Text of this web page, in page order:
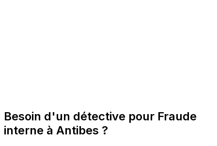
Besoin d'un détective pour Fraude
interne à Antibes ?